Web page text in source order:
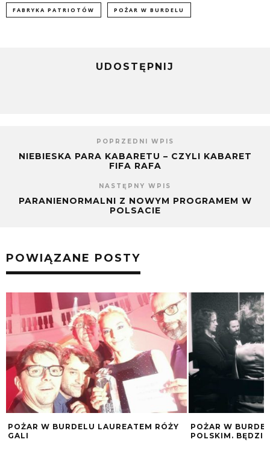
FABRYKA PATRIOTÓW POŻAR W BURDELU
UDOSTĘPNIJ
POPRZEDNI WPIS
NIEBIESKA PARA KABARETU – CZYLI KABARET
FIFA RAFA
NASTĘPNY WPIS
PARANIENORMALNI Z NOWYM PROGRAMEM W
POLSACIE
POWIĄZANE POSTY
POŻAR W BURDELU LAUREATEM RÓŻY
GALI
POŻAR W
POLSKIM.